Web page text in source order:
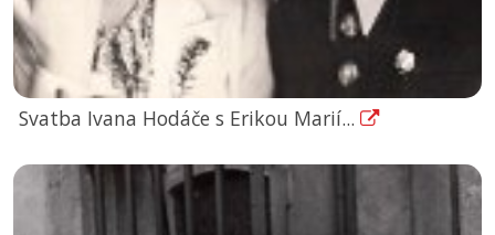
Svatba Ivana Hodáče s Erikou Marií...